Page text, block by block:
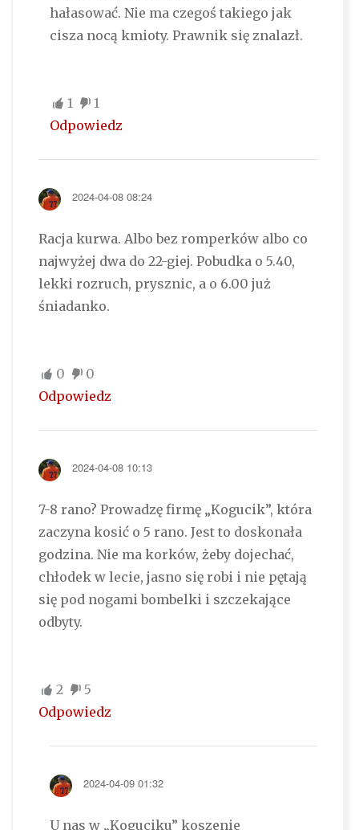
hałasować. Nie ma czegoś takiego jak
cisza nocą kmioty. Prawnik się znalazł.
1
1
Odpowiedz
2024-04-08 08:24
Racja kurwa. Albo bez romperków albo co
najwyżej dwa do 22-giej. Pobudka o 5.40,
lekki rozruch, prysznic, a o 6.00 już
śniadanko.
0
0
Odpowiedz
2024-04-08 10:13
7-8 rano? Prowadzę firmę „Kogucik”, która
zaczyna kosić o 5 rano. Jest to doskonała
godzina. Nie ma korków, żeby dojechać,
chłodek w lecie, jasno się robi i nie pętają
się pod nogami bombelki i szczekające
odbyty.
2
5
Odpowiedz
2024-04-09 01:32
U nas w „Koguciku” koszenie